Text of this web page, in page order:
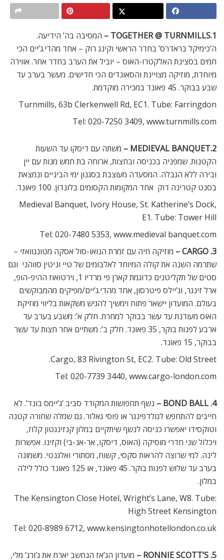
1.TOGETHER @ TURNMILLS –
המסיבה בה’ הידיעה.
ה’כימיקל בראדרס’ בחדר הראשי וקינג רוק – אחד מהדי.ג’יים הכי
חמים בסצינת האלקטרו-האוס – יוביל את הערב בחדר אחר. אווירה
מיוחדת, מוזיקה מצויינת והסאונדים הכי חדישים. מעשר בערב עד
שבע בבוקר. 45 פאונד במכירה מוקדמת.
Turnmills, 63b Clerkenwell Rd, EC1. Tube: Farringdon
Tel: 020-7250 3409, www.turnmills.com
2.MEDIEVAL BANQUET –
משתה עם דיסקו עד השעות
הקטנות. שמפניה בכניסה ובחצות, ארוחה בת חמש מנות עם יין
ובירה ללא הגבלה. המסעדה מעוצבת בסגנון ימי הביניים ונמצאת
בסנט קטרינה דוק  אחד המקומות הקסומים בלונדון. 100 פאונד.
Medieval Banquet, Ivory House, St. Katherine’s Dock,
E1. Tube: Tower Hill
Tel: 020-7480 5353, www.medieval banquet.com
3. CARGO –
מוזיקה חיה עם זמרת הנואו-סול אסקה מטונגוואזי –
שתרמה השנה את קולה המיוחד לאלבומים של טיי וניטין סווהני  וגם
סטים של תקליטנים כדוגמת קארן פי מרדיו 1, וירטואוז ההיפ-הופ,
ארל זינגר, וג’יילס פיטרסון, אחד מהדי.ג’יים/מפיקים מהמבוקשים
בעולם. המועדון יישאר פתוח וימשיך להגיש משקאות בליווי מוזיקת
האוס מעודנת עד עשר בבוקר למחרת. חלק א’: משבע בערב עד
ארבע לפנות בוקר, 35 פאונד. חלק ב’: משתיים אחר חצות עד עשר
בבוקר, 15 פאונד.
Cargo, 83 Rivington St, EC2. Tube: Old Street.
Tel: 020-7739 3440, www.cargo-london.com
4. BOND BALL –
נשף תחפושות המקודד סביב ‘ג’יימס בונד’. לא
חייבים להתחפש לגולדפינגר או פוסי גאלור. גם שמלה שחורה קטנה
וטוקסידו יאפשרו כניסה לנשף שיתקיים במלון קנזינגטון קלוז,
ויכלול שני חדרי מוסיקה (האוס, דיסקו, אר-אנ-בי) וקזינו. אפשרות
לינה. למי שרוצה להראות סקסי, קשוח, מסתורי ואלגנטי. משמונה
בערב עד שלוש לפנות בוקר. 45 פאונד, או 125 פאונד כולל לילה
במלון.
The Kensington Close Hotel, Wright’s Lane, W8. Tube:
High Street Kensington
Tel: 020-8989 6712, www.kensingtonhotellondon.co.uk
5. RONNIE SCOTT’S – מועדון הג’אז הנחשב יארח את ג’ורג’ מלי,